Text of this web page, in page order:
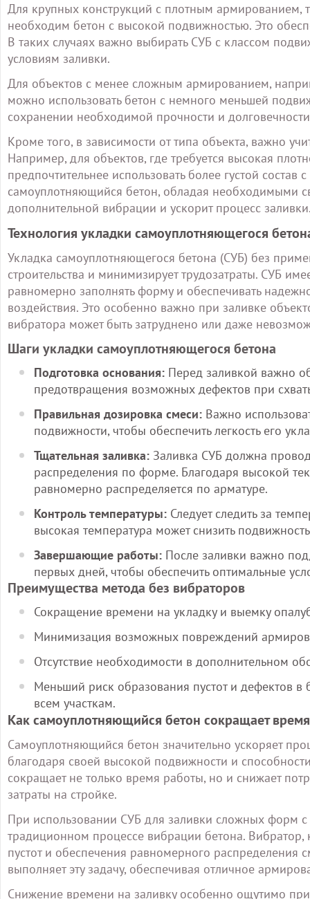
Для крупных конструкций с плотным
необходим бетон с высокой подвижностью. Это
В таких случаях важно выбирать СУБ с классом
условиям заливки.
Для объектов с менее сложным армированием,
можно использовать бетон с немного меньшей
сохранении необходимой прочности и
Кроме того, в зависимости от типа объекта, важно
Например, для объектов, где требуется высокая
предпочтительнее использовать более густой
самоуплотняющийся бетон, обладая необходимыми
дополнительной вибрации и ускорит процесс
Технология укладки самоуплотняющегося
Укладка самоуплотняющегося бетона (СУБ) без
строительства и минимизирует трудозатраты. СУБ
равномерно заполнять форму и обеспечивать
воздействия. Это особенно важно при заливке
вибратора может быть затруднено или даже
Шаги укладки самоуплотняющегося бетона
Подготовка основания: Перед заливкой важно
предотвращения возможных дефектов при
Правильная дозировка смеси: Важно
подвижности, чтобы обеспечить легкость его
Тщательная заливка: Заливка СУБ должна
распределения по форме. Благодаря высокой
равномерно распределяется по арматуре.
Контроль температуры: Следует следить за
высокая температура может снизить
Завершающие работы: После заливки важно
первых дней, чтобы обеспечить оптимальные
Преимущества метода без вибраторов
Сокращение времени на укладку и выемку
Минимизация возможных повреждений
Отсутствие необходимости в дополнительном
Меньший риск образования пустот и дефектов в
всем участкам.
Как самоуплотняющийся бетон сокращает время
Самоуплотняющийся бетон значительно ускоряет
благодаря своей высокой подвижности и
сокращает не только время работы, но и снижает
затраты на стройке.
При использовании СУБ для заливки сложных форм
традиционном процессе вибрации бетона. Вибратор,
пустот и обеспечения равномерного
выполняет эту задачу, обеспечивая отличное
Снижение времени на заливку особенно ощутимо